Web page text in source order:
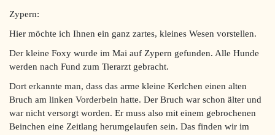
Zypern:
Hier möchte ich Ihnen ein ganz zartes, kleines Wesen vorstellen.
Der kleine Foxy wurde im Mai auf Zypern gefunden. Alle Hunde
werden nach Fund zum Tierarzt gebracht.
Dort erkannte man, dass das arme kleine Kerlchen einen alten
Bruch am linken Vorderbein hatte. Der Bruch war schon älter und
war nicht versorgt worden. Er muss also mit einem gebrochenen
Beinchen eine Zeitlang herumgelaufen sein. Das finden wir im